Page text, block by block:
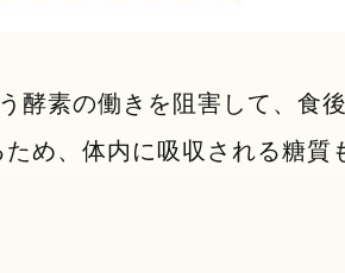
酵素の働きを阻害して、食
め、体内に吸収される糖質